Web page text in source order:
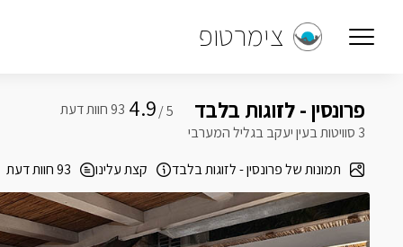
צימרטופ
פרונסין - לזוגות בלבד 5 /
4.9
3 סוויטות בעין יעקב בגליל המערבי
תמונות של פרונסין - לזוגות בלבד
קצת עלינו 93 חוות דעת